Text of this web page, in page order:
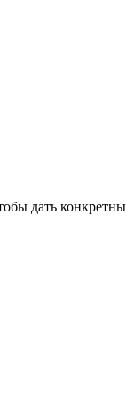
дать